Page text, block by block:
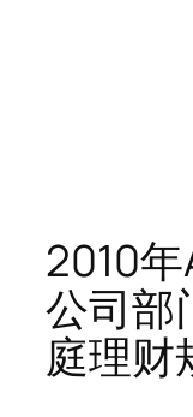
2010
公司部
庭理财